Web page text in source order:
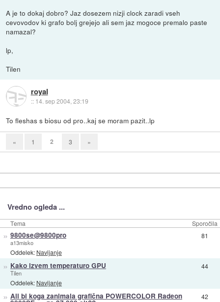
A je to dokaj dobro? Jaz dosezem nizji clock zaradi vseh
cevovodov ki grafo bolj grejejo ali sem jaz mogoce premalo paste
namazal?
lp,
Tilen
royal
:: 14. sep 2004, 23:19
To fleshas s biosu od pro..kaj se moram pazit..lp
« 1 2 3 »
Vredno ogleda ...
Tema Sporočila
» 9800se@9800pro
a13misko
Oddelek: Navijanje
81
» Kako izvem temperaturo GPU
Tilen
Oddelek: Navijanje
44
» Ali bi koga zanimala grafična POWERCOLOR Radeon 42